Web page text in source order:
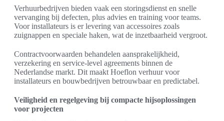
Verhuurbedrijven bieden vaak een storingsdienst en snelle
vervanging bij defecten, plus advies en training voor teams.
Voor installateurs is er levering van accessoires zoals
zuignappen en speciale haken, wat de inzetbaarheid vergroot.
Contractvoorwaarden behandelen aansprakelijkheid,
verzekering en service-level agreements binnen de
Nederlandse markt. Dit maakt Hoeflon verhuur voor
installateurs en bouwbedrijven betrouwbaar en predictabel.
Veiligheid en regelgeving bij compacte hijsoplossingen
voor projecten